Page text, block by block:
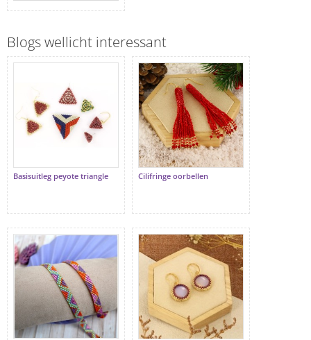
Blogs wellicht interessant
Basisuitleg peyote triangle Cilifringe oorbellen